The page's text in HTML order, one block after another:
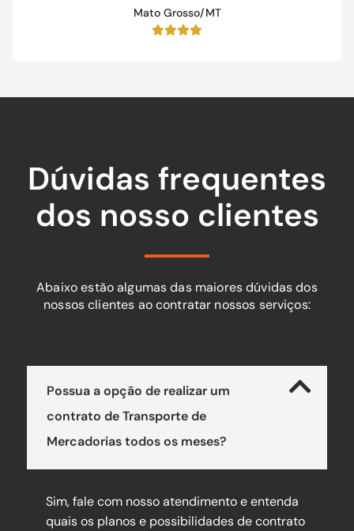
Mato Grosso/MT
Dúvidas frequentes
dos nosso clientes
Abaixo estão algumas das maiores dúvidas dos
nossos clientes ao contratar nossos serviços:
Possua a opção de realizar um
contrato de Transporte de
Mercadorias todos os meses?
Sim, fale com nosso atendimento e entenda
quais os planos e possibilidades de contrato